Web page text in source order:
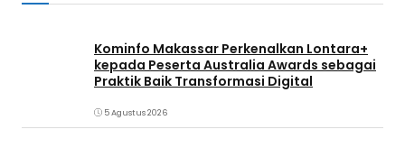
Kominfo Makassar Perkenalkan Lontara+
kepada Peserta Australia Awards sebagai
Praktik Baik Transformasi Digital
5 Agustus 2026